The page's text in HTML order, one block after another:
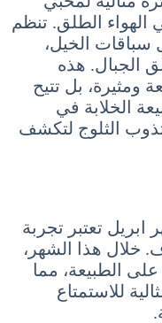
الهواء الطلق. تنظم
سباقات الخيل،
الجبال. هذه
ومثيرة، بل تتيح
الخلابة في
الثلوج لتكشف
تعتبر تجربة
خلال هذا الشهر،
الطبيعة، مما
للاستمتاع